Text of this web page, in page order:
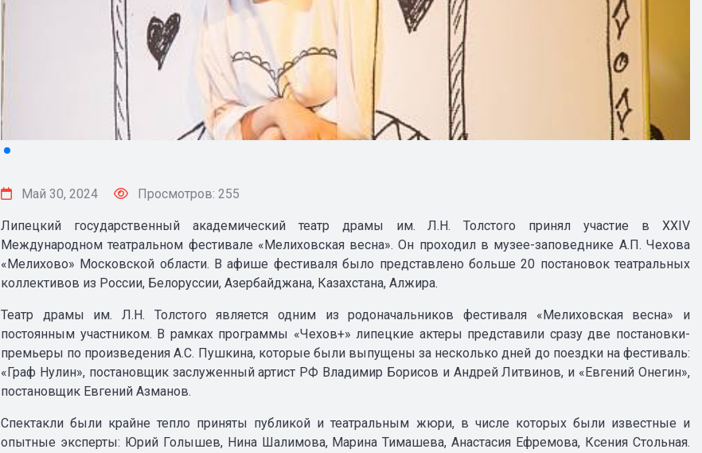
Май 30, 2024 Просмотров: 255
Липецкий государственный академический театр драмы им. Л.Н. Толстого принял участие в XXIV
Международном театральном фестивале «Мелиховская весна». Он проходил в музее-заповеднике А.П. Чехова
«Мелихово» Московской области. В афише фестиваля было представлено больше 20 постановок театральных
коллективов из России, Белоруссии, Азербайджана, Казахстана, Алжира.
Театр драмы им. Л.Н. Толстого является одним из родоначальников фестиваля «Мелиховская весна» и
постоянным участником. В рамках программы «Чехов+» липецкие актеры представили сразу две постановки-
премьеры по произведения А.С. Пушкина, которые были выпущены за несколько дней до поездки на фестиваль:
«Граф Нулин», постановщик заслуженный артист РФ Владимир Борисов и Андрей Литвинов, и «Евгений Онегин»,
постановщик Евгений Азманов.
Спектакли были крайне тепло приняты публикой и театральным жюри, в числе которых были известные и
опытные эксперты: Юрий Голышев, Нина Шалимова, Марина Тимашева, Анастасия Ефремова, Ксения Стольная.